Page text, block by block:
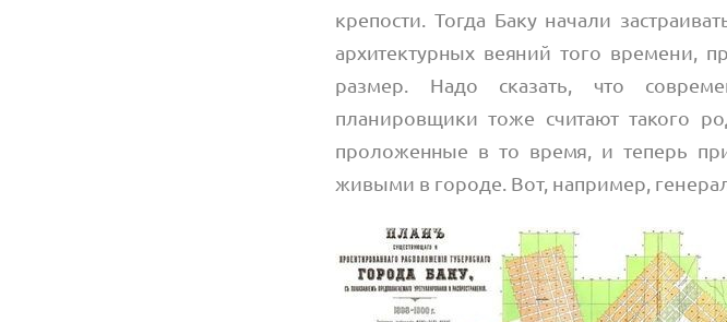
крепости. Тогда Баку начали
архитектурных веяний того времени,
размер. Надо сказать, что
планировщики тоже считают такого
проложенные в то время, и теперь
живыми в городе. Вот, например,